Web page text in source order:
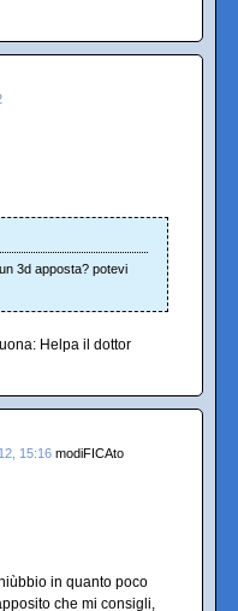
3d apposta? potevi
Helpa il dottor
15:16 modiFICAto
in quanto poco
che mi consigli,